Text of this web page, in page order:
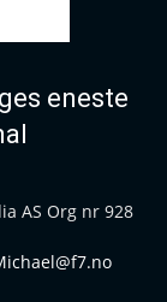
eneste
AS Org nr 928